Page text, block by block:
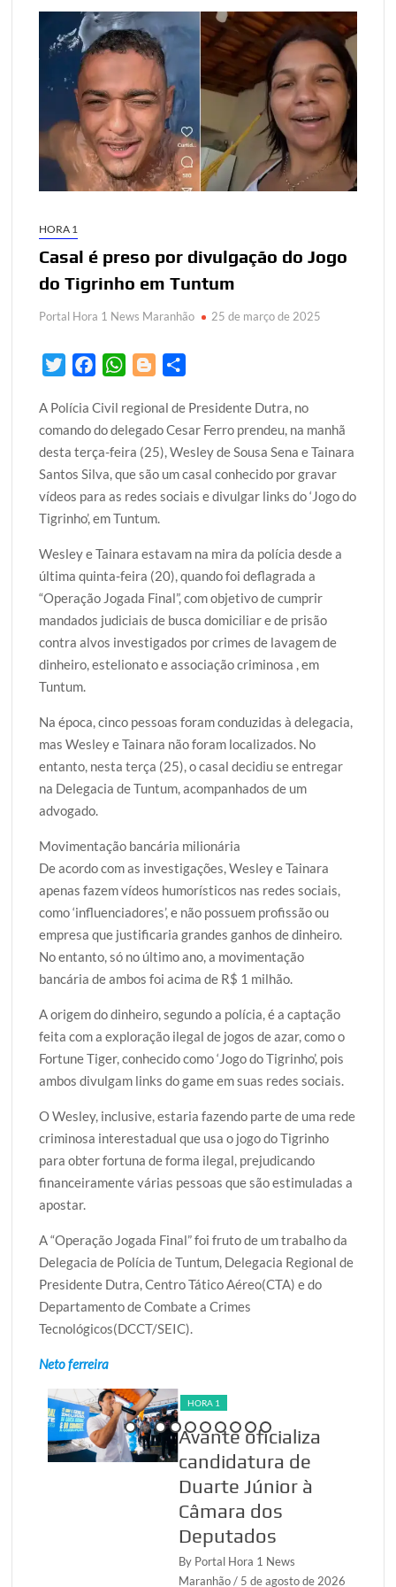
HORA 1
Casal é preso por divulgação do Jogo
do Tigrinho em Tuntum
Portal Hora 1 News Maranhão 25 de março de 2025
i
t
t
e
r
c
e
b
o
o
k
W
a
t
s
A
p
p
o
g
g
e
r
a
r
e
A Polícia Civil regional de Presidente Dutra, no
comando do delegado Cesar Ferro prendeu, na manhã
desta terça-feira (25), Wesley de Sousa Sena e Tainara
Santos Silva, que são um casal conhecido por gravar
vídeos para as redes sociais e divulgar links do ‘Jogo do
Tigrinho’, em Tuntum.
Wesley e Tainara estavam na mira da polícia desde a
última quinta-feira (20), quando foi deflagrada a
“Operação Jogada Final”, com objetivo de cumprir
mandados judiciais de busca domiciliar e de prisão
contra alvos investigados por crimes de lavagem de
dinheiro, estelionato e associação criminosa , em
Tuntum.
Na época, cinco pessoas foram conduzidas à delegacia,
mas Wesley e Tainara não foram localizados. No
entanto, nesta terça (25), o casal decidiu se entregar
na Delegacia de Tuntum, acompanhados de um
advogado.
Movimentação bancária milionária
De acordo com as investigações, Wesley e Tainara
apenas fazem vídeos humorísticos nas redes sociais,
como ‘influenciadores’, e não possuem profissão ou
empresa que justificaria grandes ganhos de dinheiro.
No entanto, só no último ano, a movimentação
bancária de ambos foi acima de R$ 1 milhão.
A origem do dinheiro, segundo a polícia, é a captação
feita com a exploração ilegal de jogos de azar, como o
Fortune Tiger, conhecido como ‘Jogo do Tigrinho’, pois
ambos divulgam links do game em suas redes sociais.
O Wesley, inclusive, estaria fazendo parte de uma rede
criminosa interestadual que usa o jogo do Tigrinho
para obter fortuna de forma ilegal, prejudicando
financeiramente várias pessoas que são estimuladas a
apostar.
A “Operação Jogada Final” foi fruto de um trabalho da
Delegacia de Polícia de Tuntum, Delegacia Regional de
Presidente Dutra, Centro Tático Aéreo(CTA) e do
Departamento de Combate a Crimes
Tecnológicos(DCCT/SEIC).
Neto ferreira
HORA 1
Avante oficializa
candidatura de
Duarte Júnior à
Câmara dos
Deputados
By Portal Hora 1 News
Maranhão/ 5 de agosto de 2026